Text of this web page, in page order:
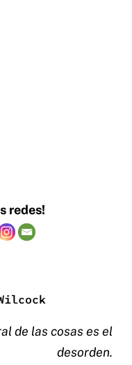
redes!
de las cosas es el
desorden.